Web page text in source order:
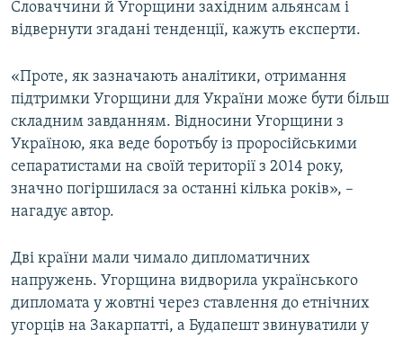
Словаччини й Угорщини західним альянсам і
відвернути згадані тенденції, кажуть експерти.
«Проте, як зазначають аналітики, отримання
підтримки Угорщини для України може бути більш
складним завданням. Відносини Угорщини з
Україною, яка веде боротьбу із проросійськими
сепаратистами на своїй території з 2014 року,
значно погіршилася за останні кілька років», –
нагадує автор.
Дві країни мали чимало дипломатичних
напружень. Угорщина видворила українського
дипломата у жовтні через ставлення до етнічних
угорців на Закарпатті, а Будапешт звинуватили у